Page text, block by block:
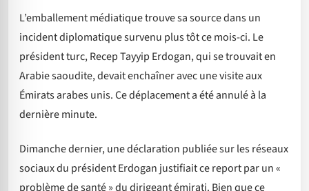
L’emballement médiatique trouve sa source dans un
incident diplomatique survenu plus tôt ce mois-ci. Le
président turc, Recep Tayyip Erdogan, qui se trouvait en
Arabie saoudite, devait enchaîner avec une visite aux
Émirats arabes unis. Ce déplacement a été annulé à la
dernière minute.
Dimanche dernier, une déclaration publiée sur les réseaux
sociaux du président Erdogan justifiait ce report par un «
problème de santé » du dirigeant émirati. Bien que ce